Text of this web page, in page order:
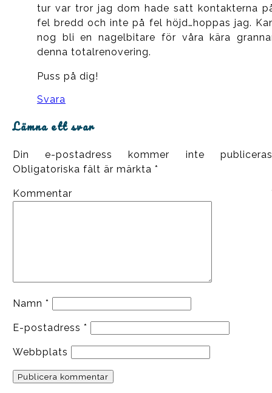
tur var tror jag dom hade satt kontakterna
fel bredd och inte på fel höjd…hoppas jag.
nog bli en nagelbitare för våra kära
denna totalrenovering.
Puss på dig!
Svara
Lämna ett svar
Din e-postadress kommer inte
Obligatoriska fält är märkta *
Kommentar
Namn *
E-postadress *
Webbplats